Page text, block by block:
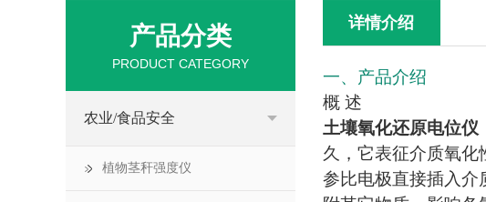
详情介绍
一、产品介绍
概 述
土壤氧化还原电位仪
久，它表征介质氧化
参比电极直接插入介
产品分类
PRODUCT CATEGORY
农业/食品安全
植物茎秆强度仪